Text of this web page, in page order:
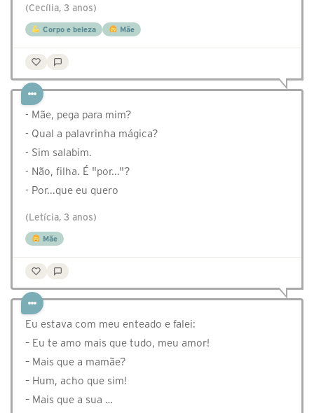
(Cecília, 3 anos)
Corpo e beleza Mãe
- Mãe, pega para mim?
- Qual a palavrinha mágica?
- Sim salabim.
- Não, filha. É "por..."?
- Por...que eu quero
(Letícia, 3 anos)
Mãe
Eu estava com meu enteado e falei:
– Eu te amo mais que tudo, meu amor!
– Mais que a mamãe?
– Hum, acho que sim!
– Mais que a sua …